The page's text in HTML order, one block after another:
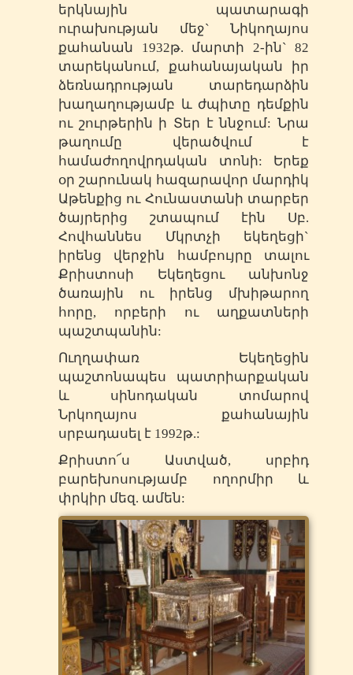
երկնային պատարագի
ուրախության մեջ` Նիկողայոս
քահանան 1932թ. մարտի 2-ին` 82
տարեկանում, քահանայական իր
ձեռնադրության տարեդարձին
խաղաղությամբ և ժպիտը դեմքին
ու շուրթերին ի Տեր է ննջում: Նրա
թաղումը վերածվում է
համաժողովրդական տոնի: Երեք
օր շարունակ հազարավոր մարդիկ
Աթենքից ու Հունաստանի տարբեր
ծայրերից շտապում էին Սբ.
Հովհաննես Մկրտչի եկեղեցի`
իրենց վերջին համբույրը տալու
Քրիստոսի Եկեղեցու անխոնջ
ծառային ու իրենց մխիթարող
հորը, որբերի ու աղքատների
պաշտպանին:
Ուղղափառ Եկեղեցին
պաշտոնապես պատրիարքական
և սինոդական տոմարով
Նրկողայոս քահանային
սրբադասել է 1992թ.:
Քրիստո՜ս Աստված, սրբիդ
բարեխոսությամբ ողորմիր և
փրկիր մեզ. ամեն: